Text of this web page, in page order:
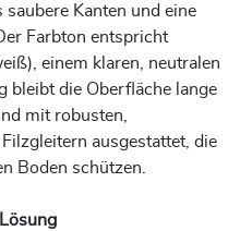
Kanten und eine
Farbton entspricht
einem klaren, neutralen
bleibt die Oberfläche lange
mit robusten,
ausgestattet, die
Boden schützen.